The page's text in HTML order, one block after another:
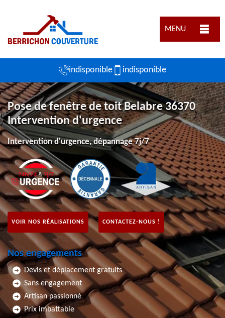
MENU
indisponible indisponible
Pose de fenêtre de toit Belabre 36370
Intervention d'urgence
Intervention d'urgence, dépannage 7j/7
VOIR NOS RÉALISATIONS CONTACTEZ-NOUS !
Nos engagements
Devis et déplacement gratuits
Sans engagement
Artisan passionné
Prix imbattable